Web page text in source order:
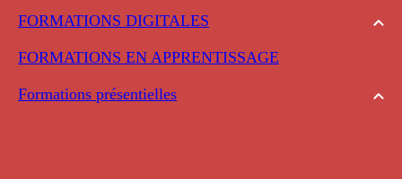
FORMATIONS DIGITALES
FORMATIONS EN APPRENTISSAGE
Formations présentielles